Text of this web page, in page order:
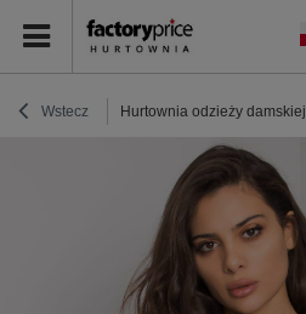
Wstecz Hurtownia odzieży damskiej